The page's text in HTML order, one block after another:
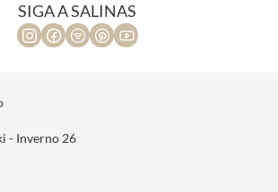
SIGA A SALINAS
- Inverno 26